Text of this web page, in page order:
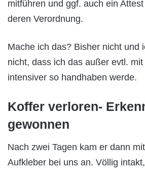
mitführen und ggf. auch ein
deren Verordnung.
Mache ich das? Bisher nicht und
nicht, dass ich das außer evtl.
intensiver so handhaben werde.
Koffer verloren-
gewonnen
Nach zwei Tagen kam er dann
Aufkleber bei uns an. Völlig